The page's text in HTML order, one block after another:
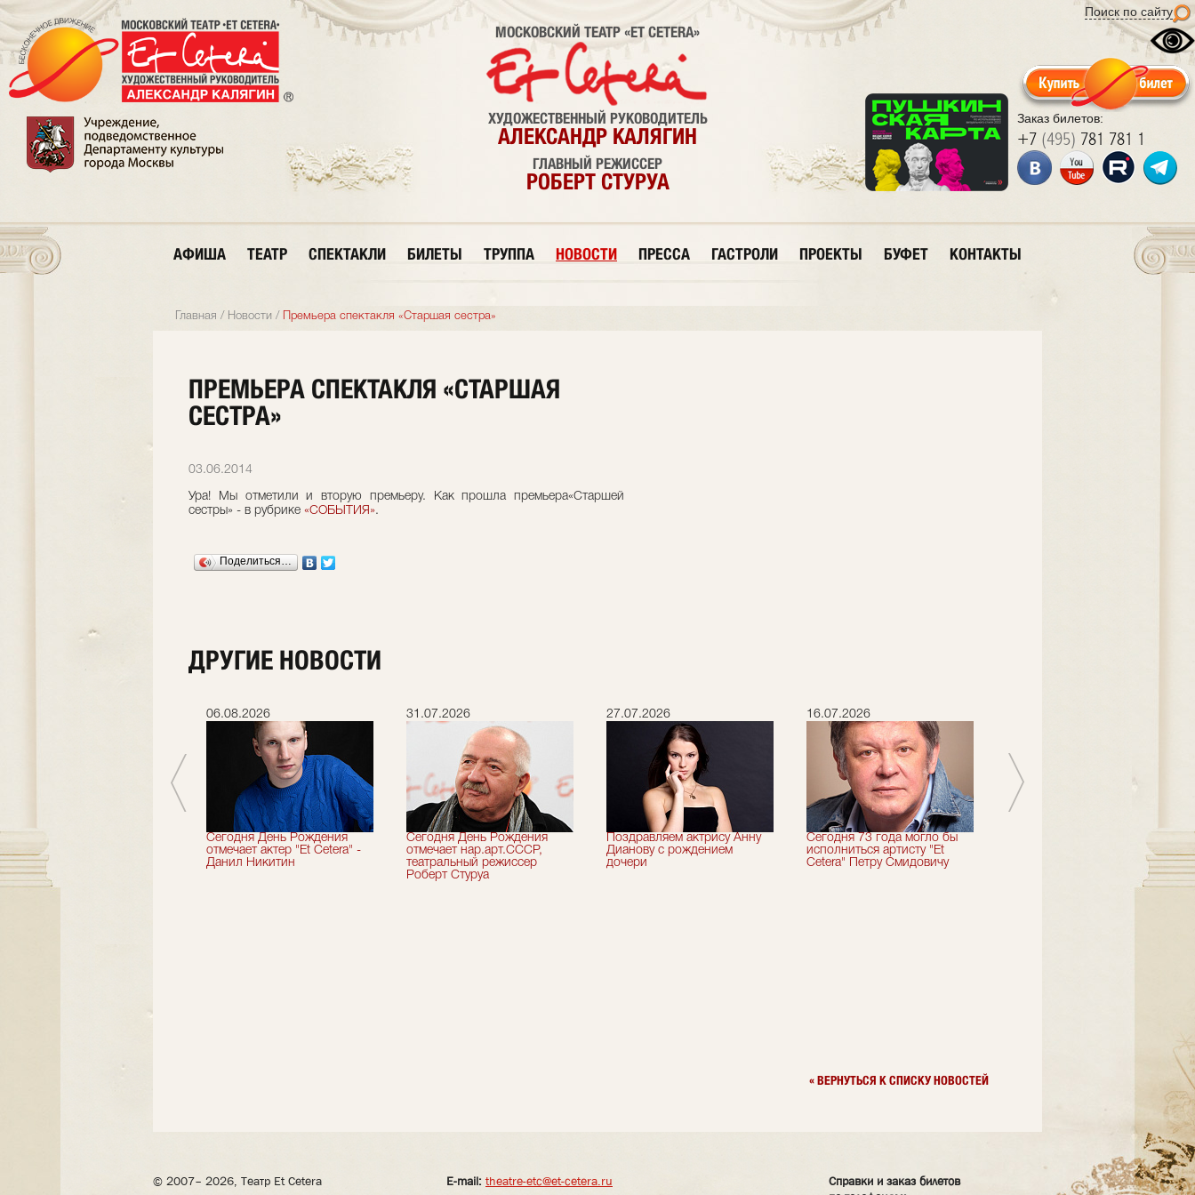
Поиск по сайту
Заказ билетов:
+7 (495) 781 781 1
МОСКОВСКИЙ ТЕАТР «ET CETERA»
ХУДОЖЕСТВЕННЫЙ РУКОВОДИТЕЛЬ
АЛЕКСАНДР КАЛЯГИН
ГЛАВНЫЙ РЕЖИССЕР
РОБЕРТ СТУРУА
АФИША ТЕАТР СПЕКТАКЛИ БИЛЕТЫ ТРУППА НОВОСТИ ПРЕССА ГАСТРОЛИ ПРОЕКТЫ БУФЕТ КОНТАКТЫ
Главная / Новости / Премьера спектакля «Старшая сестра»
ПРЕМЬЕРА СПЕКТАКЛЯ «СТАРШАЯ
СЕСТРА»
03.06.2014
Ура! Мы отметили и вторую премьеру. Как прошла премьера«Старшей
сестры» - в рубрике «СОБЫТИЯ».
Поделиться…
ДРУГИЕ НОВОСТИ
театральный сезон!
06.08.2026
Сегодня День Рождения
отмечает актер "Et Cetera" -
Данил Никитин
31.07.2026
Сегодня День Рождения
отмечает нар.арт.СССР,
театральный режиссер
Роберт Стуруа
27.07.2026
Поздравляем актрису Анну
Дианову с рождением
дочери
16.07.2026
Сегодня 73 года могло бы
исполниться артисту "Et
Cetera" Петру Смидовичу
отмечает актер "Et Cetera" -
« ВЕРНУТЬСЯ К СПИСКУ НОВОСТЕЙ
© 2007– 2026, Театр Et Cetera E-mail: theatre-etc@et-cetera.ru
Справки и заказ билетов